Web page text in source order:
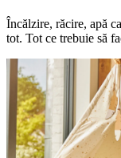
Încălzire, răcire, apă
tot. Tot ce trebuie să